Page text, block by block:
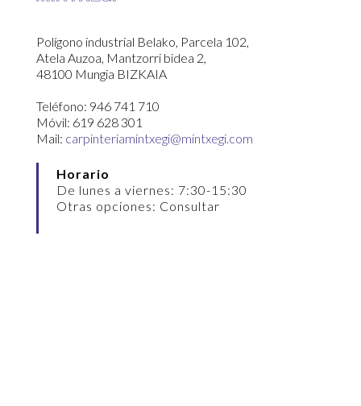
Polígono industrial Belako, Parcela 102,
Atela Auzoa, Mantzorri bidea 2,
48100 Mungia BIZKAIA
Teléfono: 946 741 710
Móvil: 619 628 301
Mail: carpinteriamintxegi@mintxegi.com
Horario
De lunes a viernes: 7:30-15:30
Otras opciones: Consultar